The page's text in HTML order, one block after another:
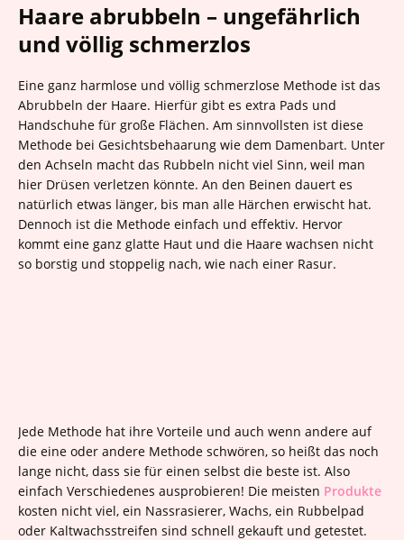
Haare abrubbeln – ungefährlich
und völlig schmerzlos
Eine ganz harmlose und völlig schmerzlose Methode ist das
Abrubbeln der Haare. Hierfür gibt es extra Pads und
Handschuhe für große Flächen. Am sinnvollsten ist diese
Methode bei Gesichtsbehaarung wie dem Damenbart. Unter
den Achseln macht das Rubbeln nicht viel Sinn, weil man
hier Drüsen verletzen könnte. An den Beinen dauert es
natürlich etwas länger, bis man alle Härchen erwischt hat.
Dennoch ist die Methode einfach und effektiv. Hervor
kommt eine ganz glatte Haut und die Haare wachsen nicht
so borstig und stoppelig nach, wie nach einer Rasur.
Jede Methode hat ihre Vorteile und auch wenn andere auf
die eine oder andere Methode schwören, so heißt das noch
lange nicht, dass sie für einen selbst die beste ist. Also
einfach Verschiedenes ausprobieren! Die meisten Produkte
kosten nicht viel, ein Nassrasierer, Wachs, ein Rubbelpad
oder Kaltwachsstreifen sind schnell gekauft und getestet.